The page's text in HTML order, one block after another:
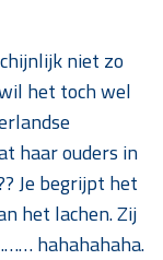
niet zo
het toch wel
haar ouders in
Je begrijpt het
het lachen. Zij
hahahahaha.